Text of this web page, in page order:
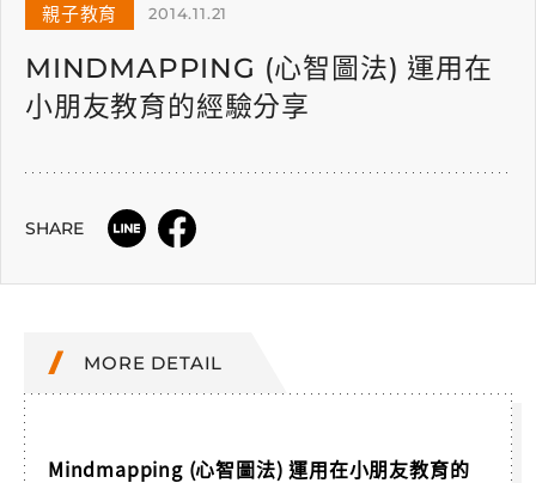
親子教育 2014.11.21
MINDMAPPING (心智圖法) 運用在
小朋友教育的經驗分享
SHARE
MORE DETAIL
Mindmapping (心智圖法) 運用在小朋友教育的